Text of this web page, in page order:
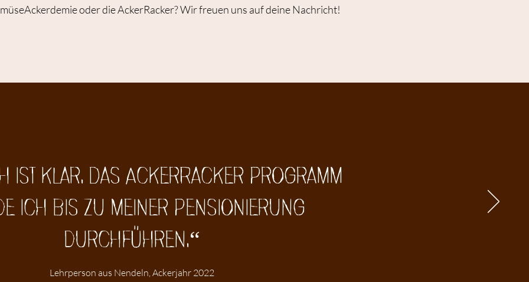
oder die AckerRacker? Wir freuen uns auf deine Nachricht!
ist klar. Das AckerRacker Programm
ich bis zu meiner Pensionierung
durchführen.“
Lehrperson aus Nendeln, Ackerjahr 2022